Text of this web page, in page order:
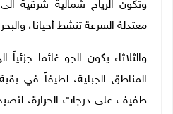
وتكون الرياح شمالية شرقية
معتدلة السرعة تنشط أحيانا،
والثلاثاء يكون الجو غائما
المناطق الجبلية، لطيفاً في
طفيف على درجات الحرارة،